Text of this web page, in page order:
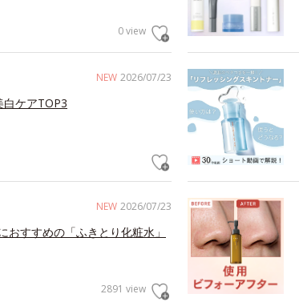
0 view
NEW 2026/07/23
ケアTOP3
NEW 2026/07/23
すすめの「ふきとり化粧水」
2891 view